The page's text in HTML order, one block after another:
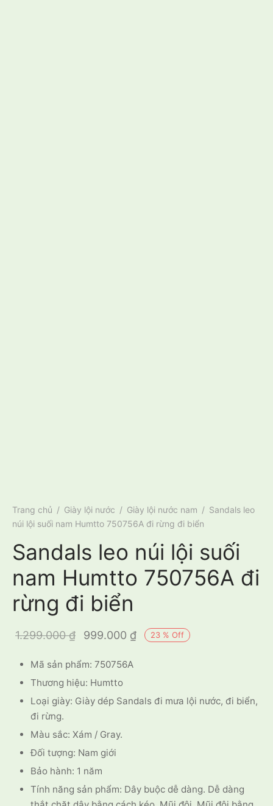
Trang chủ / Giày lội nước / Giày lội nước nam / Sandals leo
núi lội suối nam Humtto 750756A đi rừng đi biển
Sandals leo núi lội suối
nam Humtto 750756A đi
rừng đi biển
23 % Off
1.299.000₫
Giá gốc là:
999.000 ₫ Giá hiện
Mã sản phẩm: 750756A
Thương hiệu: Humtto
Loại giày: Giày dép Sandals đi mưa lội nước, đi biển,
đi rừng.
Màu sắc: Xám / Gray.
Đối tượng: Nam giới
Bảo hành: 1 năm
Tính năng sản phẩm: Dây buộc dễ dàng. Dễ dàng